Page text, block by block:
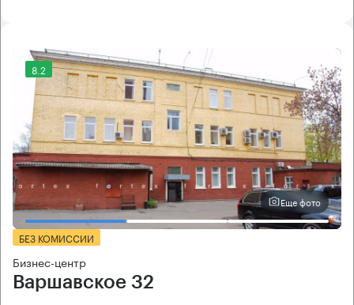
8.2
Еще фото
БЕЗ КОМИССИИ
Бизнес-центр
Варшавское 32